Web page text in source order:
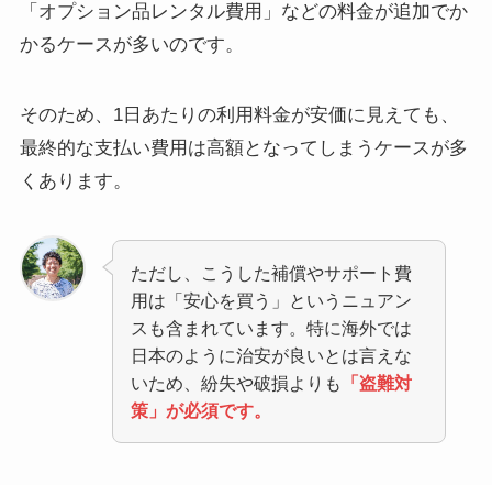
「オプション品レンタル費用」などの料金が追加でか
かるケースが多いのです。
そのため、1日あたりの利用料金が安価に見えても、
最終的な支払い費用は高額となってしまうケースが多
くあります。
ただし、こうした補償やサポート費
用は「安心を買う」というニュアン
スも含まれています。特に海外では
日本のように治安が良いとは言えな
いため、紛失や破損よりも
「盗難対
策」が必須です。